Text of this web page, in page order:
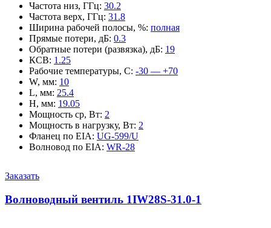
Частота низ, ГГц: 30.2
Частота верх, ГГц: 31.8
Ширина рабочей полосы, %: полная
Прямые потери, дБ: 0.3
Обратные потери (развязка), дБ: 19
КСВ: 1.25
Рабочие температуры, С: -30 — +70
W, мм: 10
L, мм: 25.4
H, мм: 19.05
Мощность ср, Вт: 2
Мощность в нагрузку, Вт: 2
Фланец по EIA: UG-599/U
Волновод по EIA: WR-28
Заказать
Волноводный вентиль 1IW28S-31.0-1